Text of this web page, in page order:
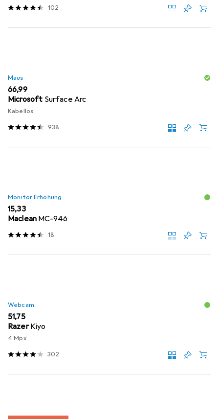
102
Maus
EUR
66,99
Microsoft Surface Arc
Kabellos
938
Monitor Erhöhung
EUR
15,33
Maclean MC-946
18
Webcam
EUR
51,75
Razer Kiyo
4 Mpx
302